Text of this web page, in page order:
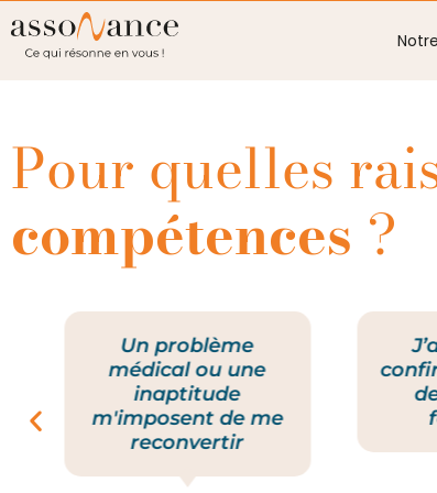
Pour quelles
compétences ?
Un problème
médical ou une
inaptitude
m'imposent de me
reconvertir